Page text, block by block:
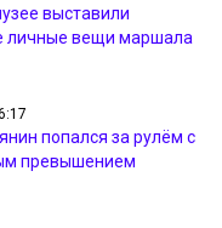
выставили
личные вещи маршала
попался за рулём с
превышением